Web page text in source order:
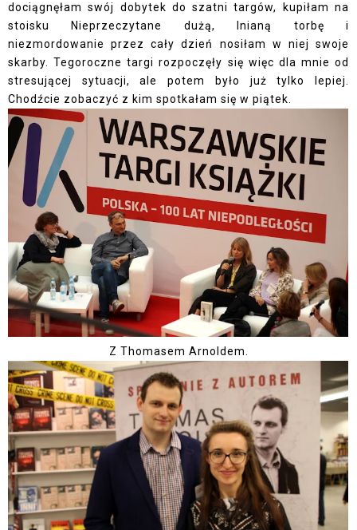
dociągnęłam swój dobytek do szatni targów, kupiłam na
stoisku Nieprzeczytane dużą, lnianą torbę i
niezmordowanie przez cały dzień nosiłam w niej swoje
skarby. Tegoroczne targi rozpoczęły się więc dla mnie od
stresującej sytuacji, ale potem było już tylko lepiej.
Chodźcie zobaczyć z kim spotkałam się w piątek.
Z Thomasem Arnoldem.